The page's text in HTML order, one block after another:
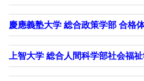
慶應義塾大学 総合政策学部 合格
上智大学 総合人間科学部社会福